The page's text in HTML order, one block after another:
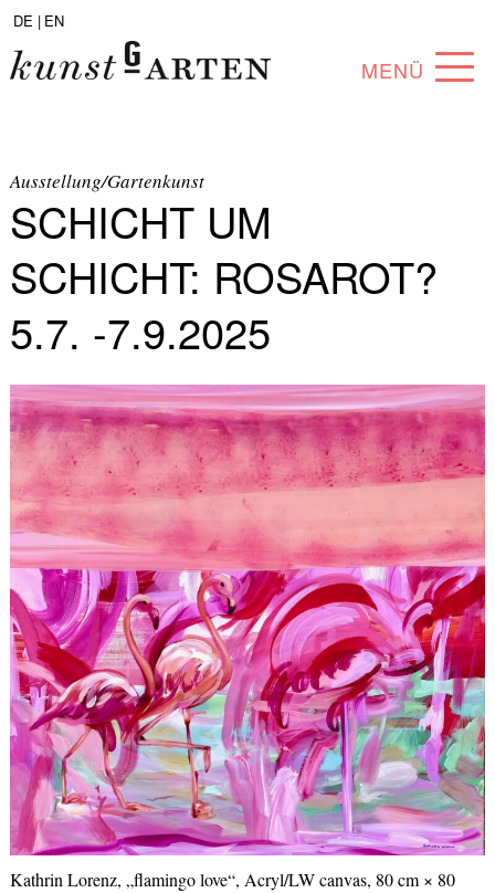
DE | EN
MENÜ
ABOUT
SAMMLUNG
KÜNSTLER*INNEN
PARTNER*INNEN
ANGEBOTE
Ausstellung/Gartenkunst
SCHICHT UM
SCHICHT: ROSAROT?
5.7. -7.9.2025
Kathrin Lorenz, „flamingo love“, Acryl/LW canvas, 80 cm × 80